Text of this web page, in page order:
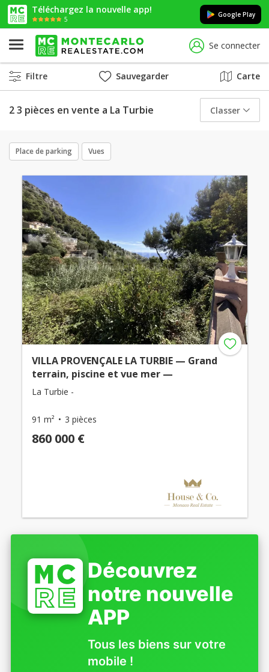
Téléchargez la nouvelle app!
5
Google Play
Se connecter
Filtre Sauvegarder Carte
2 3 pièces en vente a La Turbie Classer
Place de parking Vues
VILLA PROVENÇALE LA TURBIE — Grand
terrain, piscine et vue mer —
La Turbie -
91 m² 3 pièces
860 000 €
Découvrez
notre nouvelle
APP
Tous les biens sur votre
mobile !